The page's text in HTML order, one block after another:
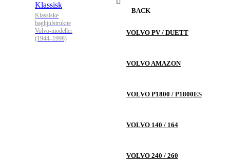
Klassisk
Klassiske
baghjulstrukne
Volvo-modeller
(1944–1998)
BACK
VOLVO PV / DUETT
VOLVO AMAZON
VOLVO P1800 / P1800ES
VOLVO 140 / 164
VOLVO 240 / 260